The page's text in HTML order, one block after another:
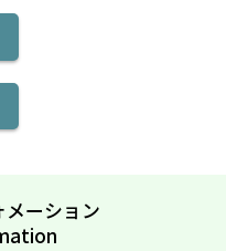
メーション